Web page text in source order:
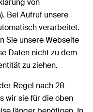
von
Bei Aufruf unsere
verarbeitet.
Sie unsere Webseite
Daten nicht zu dem
zu ziehen.
Regel nach 28
wir sie für die oben